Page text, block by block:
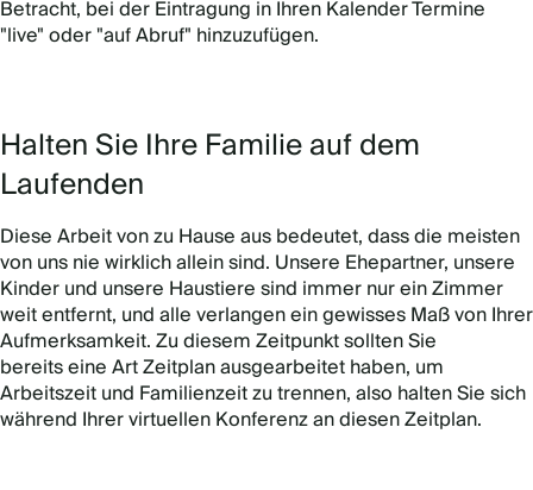
Betracht, bei der Eintragung in Ihren Kalender Termine
"live" oder "auf Abruf" hinzuzufügen.
Halten Sie Ihre Familie auf dem
Laufenden
Diese Arbeit von zu Hause aus bedeutet, dass die meisten
von uns nie wirklich allein sind. Unsere Ehepartner, unsere
Kinder und unsere Haustiere sind immer nur ein Zimmer
weit entfernt, und alle verlangen ein gewisses Maß von Ihrer
Aufmerksamkeit. Zu diesem Zeitpunkt sollten Sie
bereits eine Art Zeitplan ausgearbeitet haben, um
Arbeitszeit und Familienzeit zu trennen, also halten Sie sich
während Ihrer virtuellen Konferenz an diesen Zeitplan.